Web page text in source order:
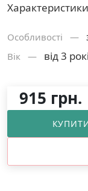
Характеристики
Особливості —
Вік — від 3
915 грн.